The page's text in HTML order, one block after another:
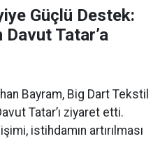
Güçlü Destek:
Davut Tatar’a
Bayram, Big Dart Tekstil
Tatar’ı ziyaret etti.
istihdamın artırılması